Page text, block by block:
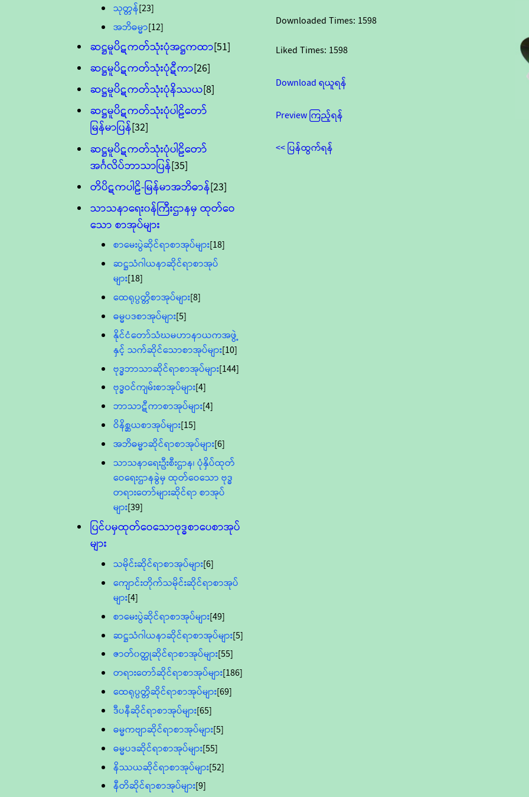
သုတ္တန်[23]
အဘိဓမ္မာ[12]
ဆဋ္ဌမူပိဋကတ်သုံးပုံအဋ္ဌကထာ[51]
ဆဋ္ဌမူပိဋကတ်သုံးပုံဋီကာ[26]
ဆဋ္ဌမူပိဋကတ်သုံးပုံနိဿယ[8]
ဆဋ္ဌမူပိဋကတ်သုံးပုံပါဠိတော်
မြန်မာပြန်[32]
ဆဋ္ဌမူပိဋကတ်သုံးပုံပါဠိတော်
အင်္ဂလိပ်ဘာသာပြန်[35]
တိပိဋကပါဠိ-မြန်မာအဘိဓာန်[23]
သာသနာရေး၀န်ကြီးဌာနမှ ထုတ်ဝေ
သော စာအုပ်များ
စာမေးပွဲဆိုင်ရာစာအုပ်များ[18]
ဆဋ္ဌသံဂါယနာဆိုင်ရာစာအုပ်
များ[18]
ထေရုပ္ပတ္တိစာအုပ်များ[8]
ဓမ္မပဒစာအုပ်များ[5]
နိုင်ငံတော်သံဃမဟာနာယကအဖွဲ့
နှင့် သက်ဆိုင်သောစာအုပ်များ[10]
ဗုဒ္ဓဘာသာဆိုင်ရာစာအုပ်များ[144]
ဗုဒ္ဓဝင်ကျမ်းစာအုပ်များ[4]
ဘာသာဋီကာစာအုပ်များ[4]
ဝိနိစ္ဆယစာအုပ်များ[15]
အဘိဓမ္မာဆိုင်ရာစာအုပ်များ[6]
သာသနာရေးဦးစီးဌာန၊ ပုံနှိပ်ထုတ်
ဝေရေးဌာနခွဲမှ ထုတ်ဝေသော ဗုဒ္ဓ
တရားတော်များဆိုင်ရာ စာအုပ်
များ[39]
ပြင်ပမှထုတ်ဝေသောဗုဒ္ဓစာပေစာအုပ်
များ
သမိုင်းဆိုင်ရာစာအုပ်များ[6]
ကျောင်းတိုက်သမိုင်းဆိုင်ရာစာအုပ်
များ[4]
စာမေးပွဲဆိုင်ရာစာအုပ်များ[49]
ဆဋ္ဌသံဂါယနာဆိုင်ရာစာအုပ်များ[5]
ဇာတ်၀တ္ထုဆိုင်ရာစာအုပ်များ[55]
တရားတော်ဆိုင်ရာစာအုပ်များ[186]
ထေရုပ္ပတ္တိဆိုင်ရာစာအုပ်များ[69]
ဒီပနီဆိုင်ရာစာအုပ်များ[65]
ဓမ္မကဗျာဆိုင်ရာစာအုပ်များ[5]
ဓမ္မပဒဆိုင်ရာစာအုပ်များ[55]
နိဿယဆိုင်ရာစာအုပ်များ[52]
နီတိဆိုင်ရာစာအုပ်များ[9]
Downloaded Times: 1598
Liked Times: 1598
Download ရယူရန်
Preview ကြည့်ရန်
<< ပြန်ထွက်ရန်